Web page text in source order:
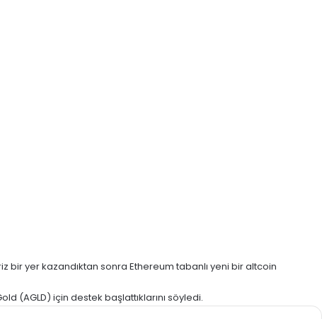
bir yer kazandıktan sonra Ethereum tabanlı yeni bir altcoin
(AGLD) için destek başlattıklarını söyledi.